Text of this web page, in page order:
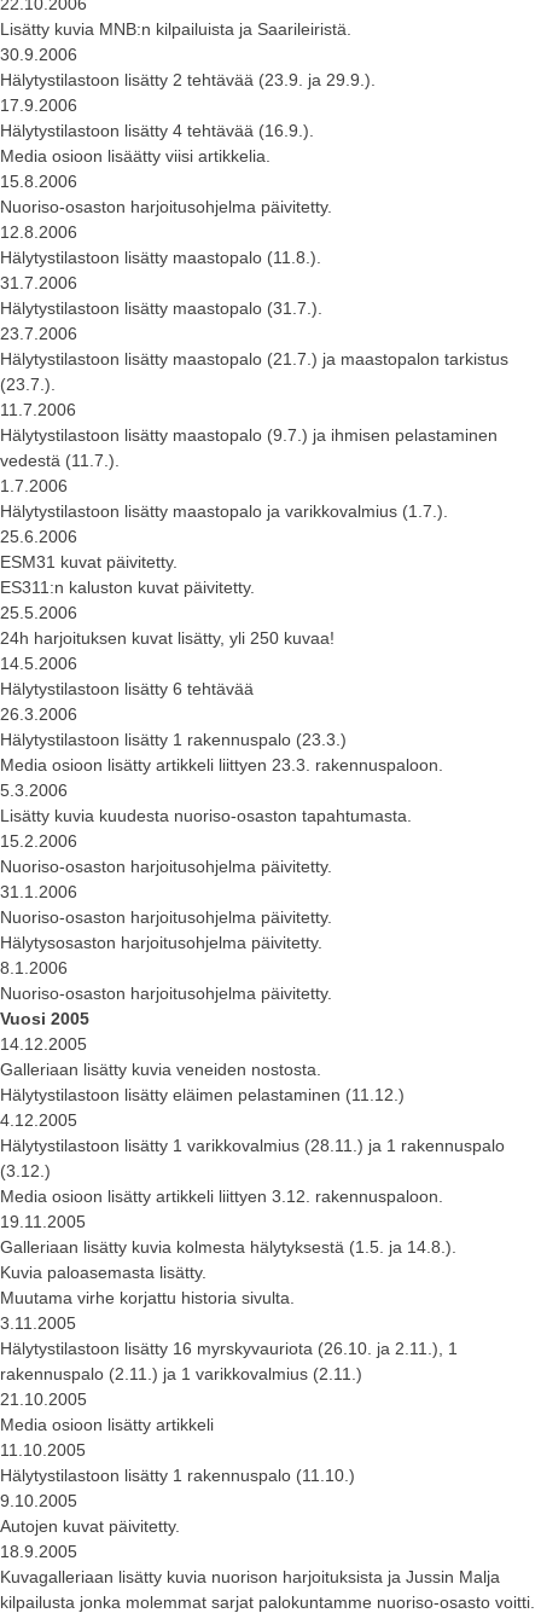
Lisätty kuvia MNB:n kilpailuista ja Saarileiristä.
30.9.2006
Hälytystilastoon lisätty 2 tehtävää (23.9. ja 29.9.).
17.9.2006
Hälytystilastoon lisätty 4 tehtävää (16.9.).
Media osioon lisäätty viisi artikkelia.
15.8.2006
Nuoriso-osaston harjoitusohjelma päivitetty.
12.8.2006
Hälytystilastoon lisätty maastopalo (11.8.).
31.7.2006
Hälytystilastoon lisätty maastopalo (31.7.).
23.7.2006
Hälytystilastoon lisätty maastopalo (21.7.) ja maastopalon tarkistus
(23.7.).
11.7.2006
Hälytystilastoon lisätty maastopalo (9.7.) ja ihmisen pelastaminen
vedestä (11.7.).
1.7.2006
Hälytystilastoon lisätty maastopalo ja varikkovalmius (1.7.).
25.6.2006
ESM31 kuvat päivitetty.
ES311:n kaluston kuvat päivitetty.
25.5.2006
24h harjoituksen kuvat lisätty, yli 250 kuvaa!
14.5.2006
Hälytystilastoon lisätty 6 tehtävää
26.3.2006
Hälytystilastoon lisätty 1 rakennuspalo (23.3.)
Media osioon lisätty artikkeli liittyen 23.3. rakennuspaloon.
5.3.2006
Lisätty kuvia kuudesta nuoriso-osaston tapahtumasta.
15.2.2006
Nuoriso-osaston harjoitusohjelma päivitetty.
31.1.2006
Nuoriso-osaston harjoitusohjelma päivitetty.
Hälytysosaston harjoitusohjelma päivitetty.
8.1.2006
Nuoriso-osaston harjoitusohjelma päivitetty.
Vuosi 2005
14.12.2005
Galleriaan lisätty kuvia veneiden nostosta.
Hälytystilastoon lisätty eläimen pelastaminen (11.12.)
4.12.2005
Hälytystilastoon lisätty 1 varikkovalmius (28.11.) ja 1 rakennuspalo
(3.12.)
Media osioon lisätty artikkeli liittyen 3.12. rakennuspaloon.
19.11.2005
Galleriaan lisätty kuvia kolmesta hälytyksestä (1.5. ja 14.8.).
Kuvia paloasemasta lisätty.
Muutama virhe korjattu historia sivulta.
3.11.2005
Hälytystilastoon lisätty 16 myrskyvauriota (26.10. ja 2.11.), 1
rakennuspalo (2.11.) ja 1 varikkovalmius (2.11.)
21.10.2005
Media osioon lisätty artikkeli
11.10.2005
Hälytystilastoon lisätty 1 rakennuspalo (11.10.)
9.10.2005
Autojen kuvat päivitetty.
18.9.2005
Kuvagalleriaan lisätty kuvia nuorison harjoituksista ja Jussin Malja
kilpailusta jonka molemmat sarjat palokuntamme nuoriso-osasto voitti.